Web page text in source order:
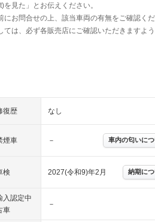
見た」とお伝えください。
お問合せの上、該当車両の有無をご確認くだ
は、必ず各販売店にご確認いただきますよう
復歴 なし
煙車 － 車内の匂いにつ
検 2027(令和9)年2月 納期につ
入認定中
車
－